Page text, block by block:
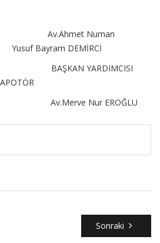
Av.Ahmet Numan
DEMİRCİ
YARDIMCISI
Nur EROĞLU
Sonraki